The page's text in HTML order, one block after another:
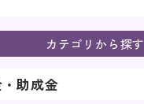
カテゴリから探す
助成金